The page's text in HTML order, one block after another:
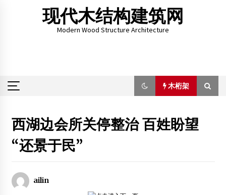
现代木结构建筑网
Modern Wood Structure Architecture
木桁架
2012海南国际木结构论坛暨企业家年会
2012年11月6日
现代木结构现身华东区绿建基地
2014年6月14日
西湖边会所关停整治 百姓盼望
“还景于民”
ailin